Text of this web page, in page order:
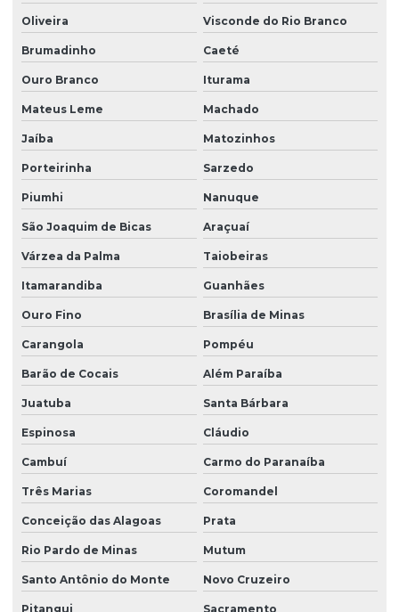
Oliveira Visconde do Rio Branco
Brumadinho Caeté
Ouro Branco Iturama
Mateus Leme Machado
Jaíba Matozinhos
Porteirinha Sarzedo
Piumhi Nanuque
São Joaquim de Bicas Araçuaí
Várzea da Palma Taiobeiras
Itamarandiba Guanhães
Ouro Fino Brasília de Minas
Carangola Pompéu
Barão de Cocais Além Paraíba
Juatuba Santa Bárbara
Espinosa Cláudio
Cambuí Carmo do Paranaíba
Três Marias Coromandel
Conceição das Alagoas Prata
Rio Pardo de Minas Mutum
Santo Antônio do Monte Novo Cruzeiro
Pitangui Sacramento